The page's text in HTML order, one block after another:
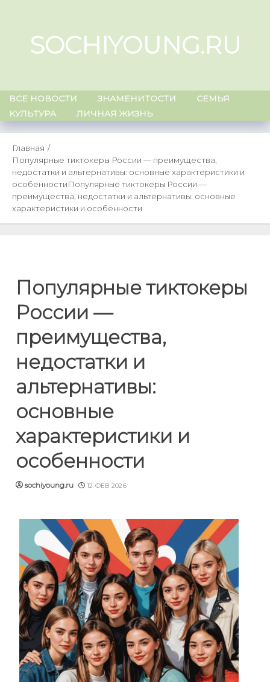
contentSOCHIYOUNG.RU
ВСЕ НОВОСТИ ЗНАМЕНИТОСТИ
СЕМЬЯ
КУЛЬТУРА
ЛИЧНАЯ ЖИЗНЬ
Главная
Популярные тиктокеры России — преимущества,
недостатки и альтернативы: основные характеристики и
особенностиПопулярные тиктокеры России —
преимущества, недостатки и альтернативы: основные
характеристики и особенности
Популярные тиктокеры
России —
преимущества,
недостатки и
альтернативы:
основные
характеристики и
особенности
sochiyoung.ru 12 ФЕВ 2026